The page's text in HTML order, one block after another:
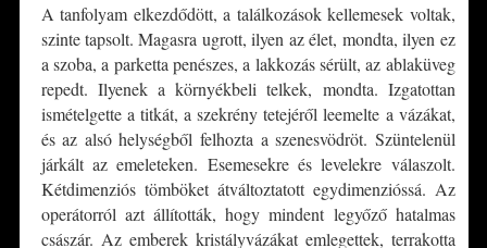
A tanfolyam elkezdődött, a találkozások kellemesek voltak,
szinte tapsolt. Magasra ugrott, ilyen az élet, mondta, ilyen ez
a szoba, a parketta penészes, a lakkozás sérült, az ablaküveg
repedt. Ilyenek a környékbeli telkek, mondta. Izgatottan
ismételgette a titkát, a szekrény tetejéről leemelte a vázákat,
és az alsó helységből felhozta a szenesvödröt. Szüntelenül
járkált az emeleteken. Esemesekre és levelekre válaszolt.
Kétdimenziós tömböket átváltoztatott egydimenzióssá. Az
operátorról azt állították, hogy mindent legyőző hatalmas
császár. Az emberek kristályvázákat emlegettek, terrakotta